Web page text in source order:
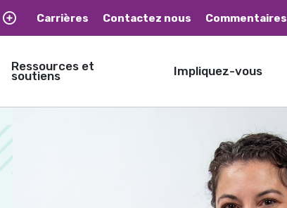
Carrières Contactez nous Commentaires
Ressources et
soutiens Impliquez-vous